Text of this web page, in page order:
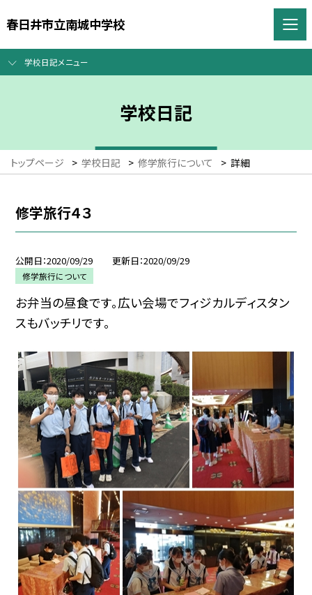
春日井市立南城中学校
学校日記メニュー
学校日記
トップページ > 学校日記 > 修学旅行について > 詳細
修学旅行４３
公開日 2020/09/29 更新日 2020/09/29
修学旅行について
お弁当の昼食です。広い会場でフィジカルディスタン
スもバッチリです。